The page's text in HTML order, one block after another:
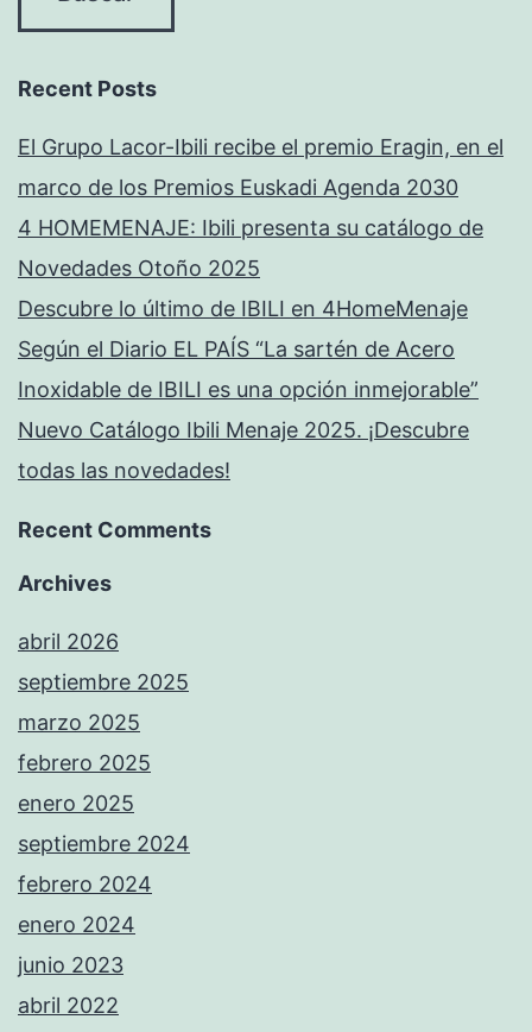
Recent Posts
El Grupo Lacor-Ibili recibe el premio Eragin, en el
marco de los Premios Euskadi Agenda 2030
4 HOMEMENAJE: Ibili presenta su catálogo de
Novedades Otoño 2025
Descubre lo último de IBILI en 4HomeMenaje
Según el Diario EL PAÍS “La sartén de Acero
Inoxidable de IBILI es una opción inmejorable”
Nuevo Catálogo Ibili Menaje 2025. ¡Descubre
todas las novedades!
Recent Comments
Archives
abril 2026
septiembre 2025
marzo 2025
febrero 2025
enero 2025
septiembre 2024
febrero 2024
enero 2024
junio 2023
abril 2022